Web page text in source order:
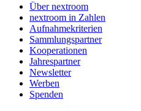
Über nextroom
nextroom in Zahlen
Aufnahmekriterien
Sammlungspartner
Kooperationen
Jahrespartner
Newsletter
Werben
Spenden